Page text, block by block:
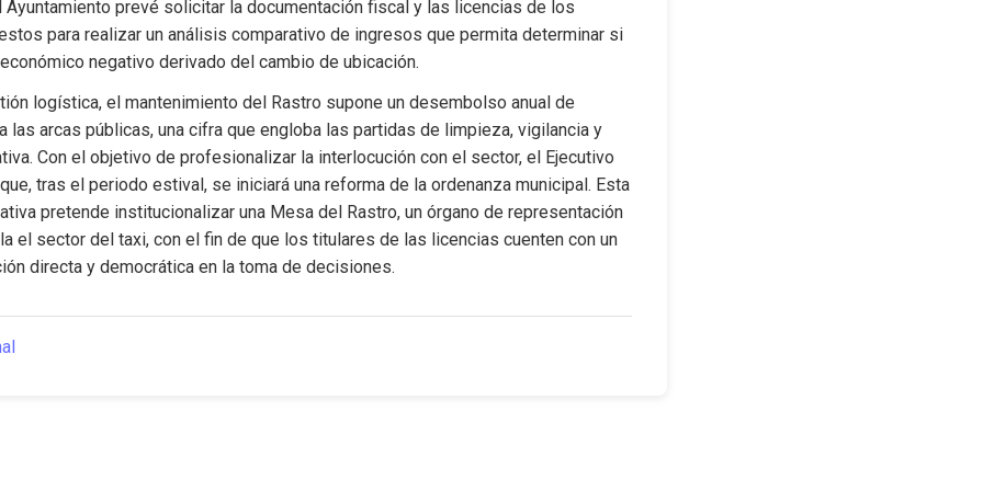
Ayuntamiento prevé solicitar la documentación fiscal y las licencias de los
para realizar un análisis comparativo de ingresos que permita determinar si
negativo derivado del cambio de ubicación.
logística, el mantenimiento del Rastro supone un desembolso anual de
las arcas públicas, una cifra que engloba las partidas de limpieza, vigilancia y
Con el objetivo de profesionalizar la interlocución con el sector, el Ejecutivo
tras el periodo estival, se iniciará una reforma de la ordenanza municipal. Esta
pretende institucionalizar una Mesa del Rastro, un órgano de representación
el sector del taxi, con el fin de que los titulares de las licencias cuenten con un
directa y democrática en la toma de decisiones.